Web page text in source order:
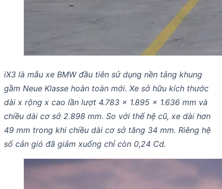
iX3 là mẫu xe BMW đầu tiên sử dụng nền tảng khung
gầm Neue Klasse hoàn toàn mới. Xe sở hữu kích thước
dài x rộng x cao lần lượt 4.783 x 1.895 x 1.636 mm và
chiều dài cơ sở 2.898 mm. So với thế hệ cũ, xe dài hơn
49 mm trong khi chiều dài cơ sở tăng 34 mm. Riêng hệ
số cản gió đã giảm xuống chỉ còn 0,24 Cd.